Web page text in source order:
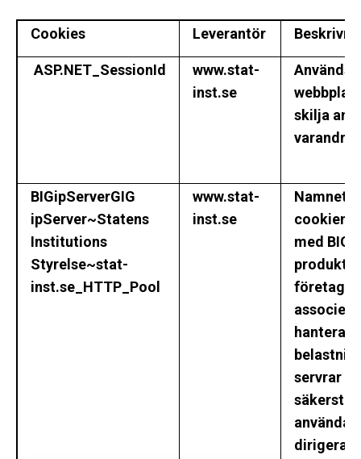
Cookies Leverantör
ASP.NET_SessionId
www.stat-
inst.se
Används
skilja
varandra.
BIGipServerGIG
ipServer~Statens
Institutions
Styrelse~stat-
inst.se_HTTP_Pool
www.stat-
inst.se
Namnet
cookien
med BIG-
företaget
hantera
servrar
dirigeras